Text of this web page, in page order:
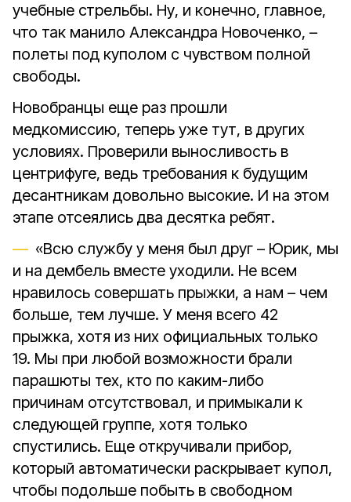
учебные стрельбы. Ну, и конечно, главное,
что так манило Александра Новоченко, –
полеты под куполом с чувством полной
свободы.
Новобранцы еще раз прошли
медкомиссию, теперь уже тут, в других
условиях. Проверили выносливость в
центрифуге, ведь требования к будущим
десантникам довольно высокие. И на этом
этапе отсеялись два десятка ребят.
«Всю службу у меня был друг – Юрик, мы
и на дембель вместе уходили. Не всем
нравилось совершать прыжки, а нам – чем
больше, тем лучше. У меня всего 42
прыжка, хотя из них официальных только
19. Мы при любой возможности брали
парашюты тех, кто по каким-либо
причинам отсутствовал, и примыкали к
следующей группе, хотя только
спустились. Еще откручивали прибор,
который автоматически раскрывает купол,
чтобы подольше побыть в свободном